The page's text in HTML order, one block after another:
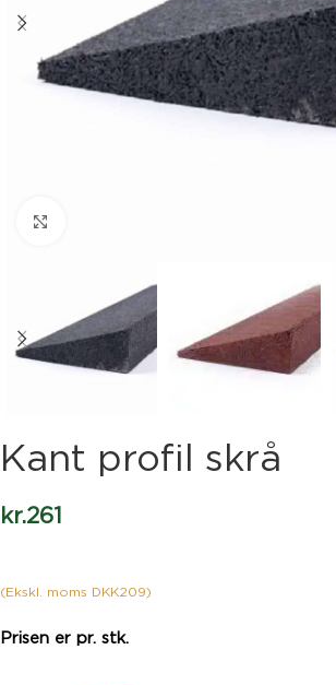
Kant profil skrå
kr.261
Prisen er pr. stk.